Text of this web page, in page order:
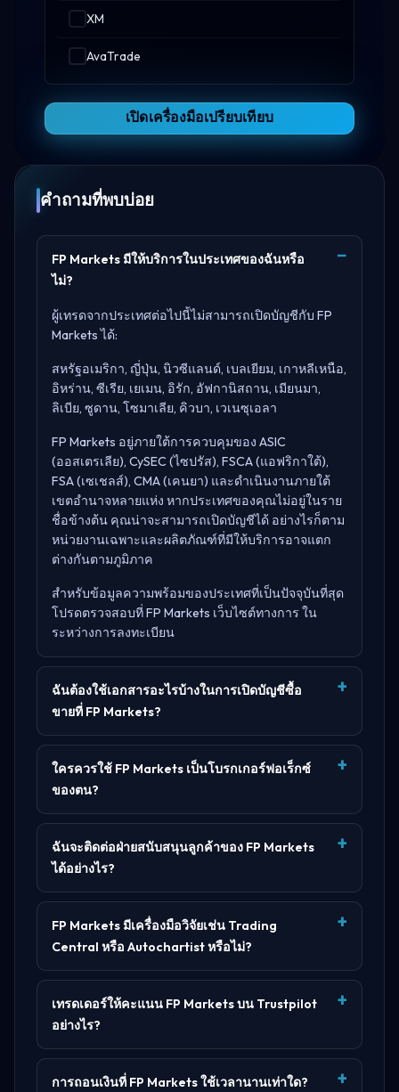
XM
AvaTrade
เปิดเครื่องมือเปรียบเทียบ
คำถามที่พบบ่อย
FP Markets มีให้บริการในประเทศของฉันหรือ
ไม่?
ผู้เทรดจากประเทศต่อไปนี้ไม่สามารถเปิดบัญชีกับ FP
Markets ได้:
สหรัฐอเมริกา, ญี่ปุ่น, นิวซีแลนด์, เบลเยียม, เกาหลีเหนือ,
อิหร่าน, ซีเรีย, เยเมน, อิรัก, อัฟกานิสถาน, เมียนมา,
ลิเบีย, ซูดาน, โซมาเลีย, คิวบา, เวเนซุเอลา
FP Markets อยู่ภายใต้การควบคุมของ ASIC
(ออสเตรเลีย), CySEC (ไซปรัส), FSCA (แอฟริกาใต้),
FSA (เซเชลส์), CMA (เคนยา) และดำเนินงานภายใต้
เขตอำนาจหลายแห่ง หากประเทศของคุณไม่อยู่ในราย
ชื่อข้างต้น คุณน่าจะสามารถเปิดบัญชีได้ อย่างไรก็ตาม
หน่วยงานเฉพาะและผลิตภัณฑ์ที่มีให้บริการอาจแตก
ต่างกันตามภูมิภาค
สำหรับข้อมูลความพร้อมของประเทศที่เป็นปัจจุบันที่สุด
โปรดตรวจสอบที่FP Markets เว็บไซต์ทางการ ใน
ระหว่างการลงทะเบียน
ฉันต้องใช้เอกสารอะไรบ้างในการเปิดบัญชีซื้อ
ขายที่ FP Markets?
ใครควรใช้ FP Markets เป็นโบรกเกอร์ฟอเร็กซ์
ของตน?
ฉันจะติดต่อฝ่ายสนับสนุนลูกค้าของ FP Markets
ได้อย่างไร?
FP Markets มีเครื่องมือวิจัยเช่น Trading
Central หรือ Autochartist หรือไม่?
เทรดเดอร์ให้คะแนน FP Markets บน Trustpilot
อย่างไร?
การถอนเงินที่ FP Markets ใช้เวลานานเท่าใด?